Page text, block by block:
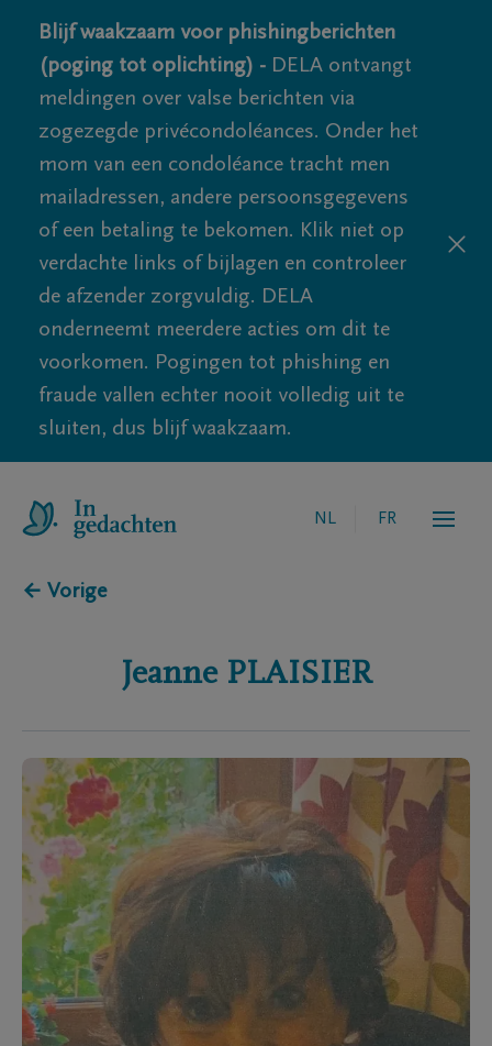
Blijf waakzaam voor phishingberichten
(poging tot oplichting) - DELA ontvangt
meldingen over valse berichten via
zogezegde privécondoléances. Onder het
mom van een condoléance tracht men
mailadressen, andere persoonsgegevens
of een betaling te bekomen. Klik niet op
verdachte links of bijlagen en controleer
de afzender zorgvuldig. DELA
onderneemt meerdere acties om dit te
voorkomen. Pogingen tot phishing en
fraude vallen echter nooit volledig uit te
sluiten, dus blijf waakzaam.
NL FR
← Vorige
Jeanne PLAISIER